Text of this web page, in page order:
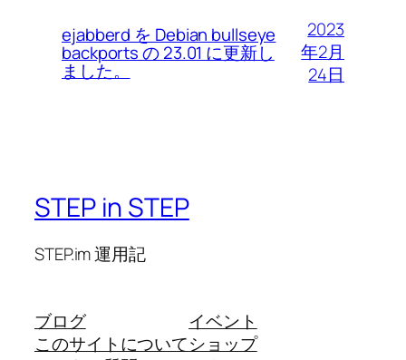
ejabberd を Debian bullseye
backports の 23.01 に更新し
ました。
2023
年2月
24日
STEP in STEP
STEP.im 運用記
ブログ
このサイトについて
イベント
ショップ